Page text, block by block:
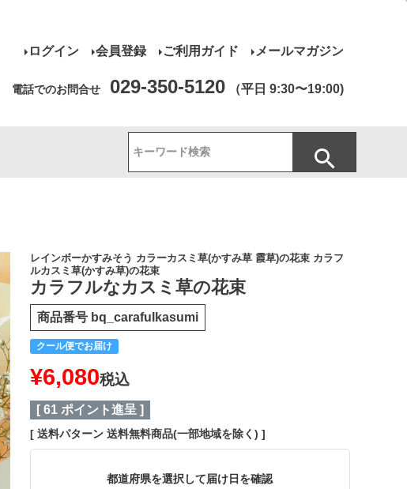
ログイン 会員登録 ご利用ガイド メールマガジン
電話でのお問合せ 029-350-5120 （平日 9:30〜19:00)
レインボーかすみそう カラーカスミ草(かすみ草 霞草)の花束 カラフ
ルカスミ草(かすみ草)の花束
カラフルなカスミ草の花束
商品番号 bq_carafulkasumi
クール便でお届け
¥6,080税込
[ 61 ポイント進呈 ]
送料パターン 送料無料商品(一部地域を除く)
都道府県を選択して届け日を確認